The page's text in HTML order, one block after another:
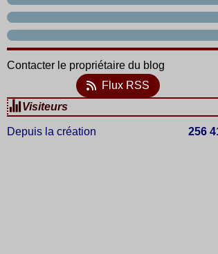
Contacter le propriétaire du blog
Flux RSS
Visiteurs
Depuis la création 256